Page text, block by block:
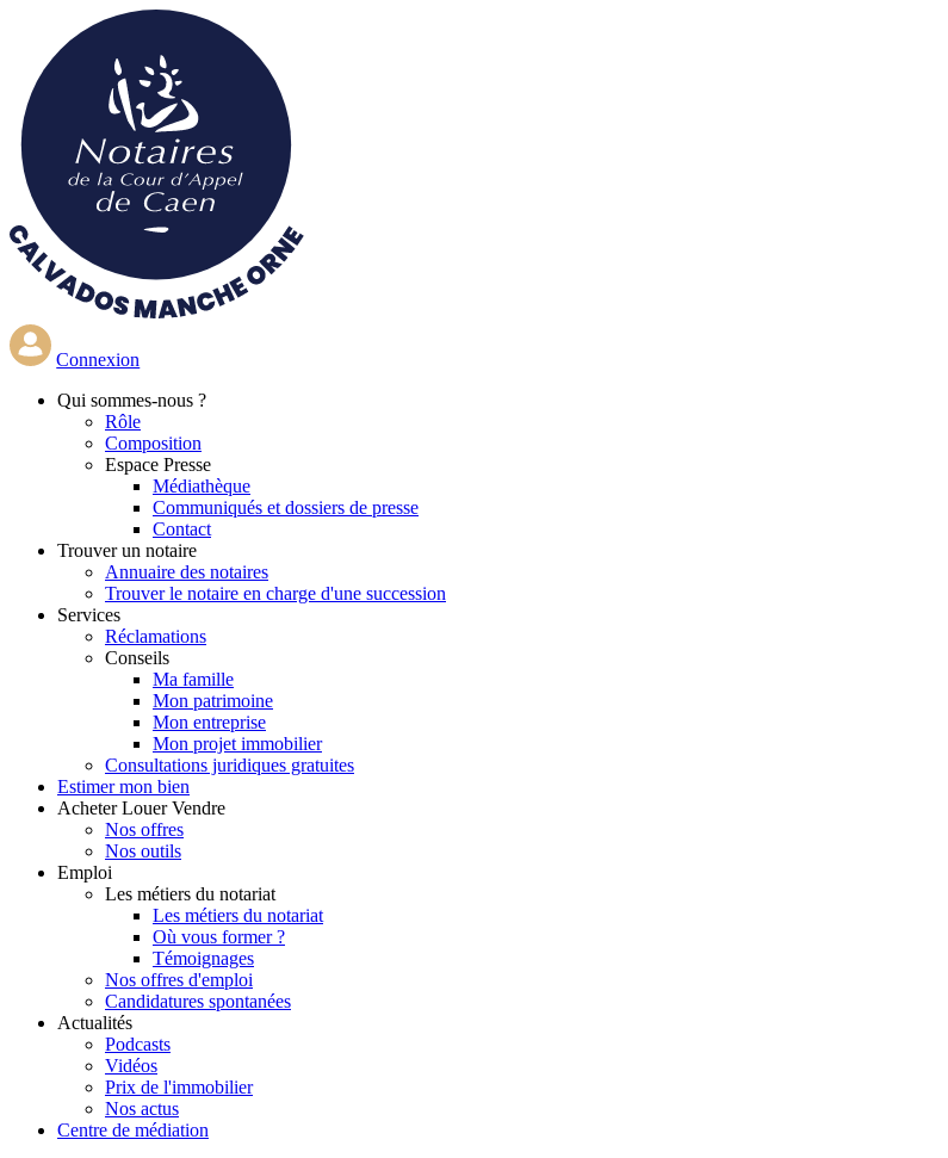
contenu
principal
Connexion
Qui sommes-nous ?
Rôle
Composition
Espace Presse
Médiathèque
Communiqués et dossiers de presse
Contact
Trouver un notaire
Annuaire des notaires
Trouver le notaire en charge d'une succession
Services
Réclamations
Conseils
Ma famille
Mon patrimoine
Mon entreprise
Mon projet immobilier
Consultations juridiques gratuites
Estimer mon bien
Acheter Louer Vendre
Nos offres
Nos outils
Emploi
Les métiers du notariat
Les métiers du notariat
Où vous former ?
Témoignages
Nos offres d'emploi
Candidatures spontanées
Actualités
Podcasts
Vidéos
Prix de l'immobilier
Nos actus
Centre de médiation